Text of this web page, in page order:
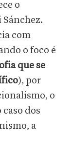
o
com
o foco é
que se
), por
o
dos
a